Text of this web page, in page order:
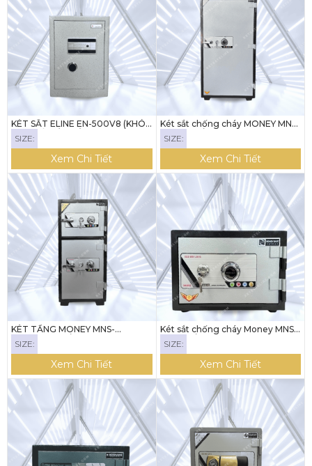
KÉT SẮT ELINE EN-500V8 (KHÓA
SIZE:
Xem Chi Tiết
Két sắt chống cháy MONEY MNS-
SIZE:
Xem Chi Tiết
KÉT TẦNG MONEY MNS-
35+69CC (KHÓA CƠ)
SIZE:
Xem Chi Tiết
Két sắt chống cháy Money MNS-
31C (KHÓA CƠ)
SIZE:
Xem Chi Tiết